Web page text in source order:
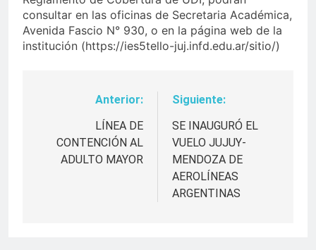
consultar en las oficinas de Secretaria Académica,
Avenida Fascio N° 930, o en la página web de la
institución (https://ies5tello-juj.infd.edu.ar/sitio/)
Navegación
entradas
Anterior:
LÍNEA DE
CONTENCIÓN AL
ADULTO MAYOR
Siguiente:
SE INAUGURÓ EL
VUELO JUJUY-
MENDOZA DE
AEROLÍNEAS
ARGENTINAS